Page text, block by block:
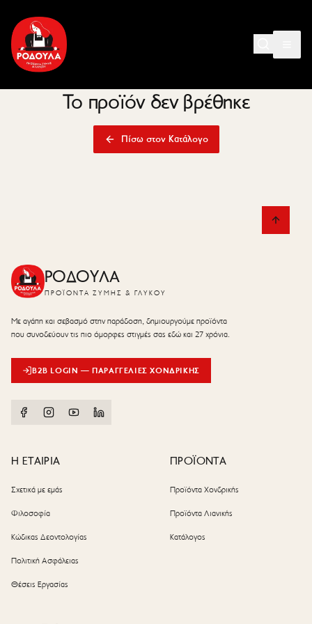
Το προϊόν δεν βρέθηκε
Πίσω στον Κατάλογο
ΡΟΔΟΥΛΑ
ΠΡΟΪΌΝΤΑ ΖΎΜΗΣ & ΓΛΥΚΟΎ
Με αγάπη και σεβασμό στην παράδοση, δημιουργούμε προϊόντα
που συνοδεύουν τις πιο όμορφες στιγμές σας εδώ και 27 χρόνια.
B2B LOGIN — ΠΑΡΑΓΓΕΛΊΕΣ ΧΟΝΔΡΙΚΉΣ
Η ΕΤΑΙΡΙΑ
Σχετικά με εμάς
Φιλοσοφία
Κώδικας Δεοντολογίας
Πολιτική Ασφάλειας
Θέσεις Εργασίας
ΠΡΟΪΟΝΤΑ
Προϊόντα Χονδρικής
Προϊόντα Λιανικής
Κατάλογος